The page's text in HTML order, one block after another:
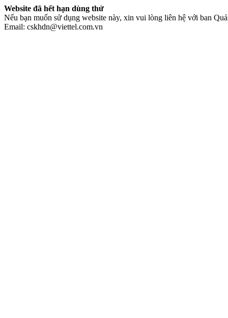
Website đã hết hạn dùng thử
Nếu bạn muốn sử dụng website này, xin vui lòng liên hệ với ban
Email: cskhdn@viettel.com.vn